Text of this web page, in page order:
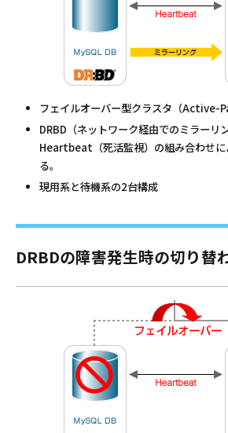
フェイルオーバー型クラスタ（Active-
DRBD（ネットワーク経由でのミラーリ
Heartbeat（死活監視）の組み合わせに
る。
現用系と待機系の2台構成
DRBDの障害発生時の切り替